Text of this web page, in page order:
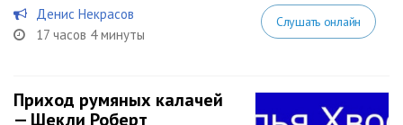
Денис Некрасов
17 часов 4 минуты
Слушать онлайн
Приход румяных калачей
— Шекли Роберт